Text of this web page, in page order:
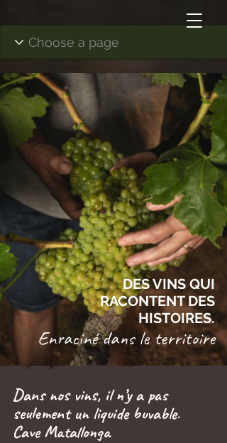
DES VINS QUI
RACONTENT DES
HISTOIRES.
Enraciné dans le territoire
Dans nos vins, il n’y a pas
seulement un liquide buvable.
Cave Matallonga